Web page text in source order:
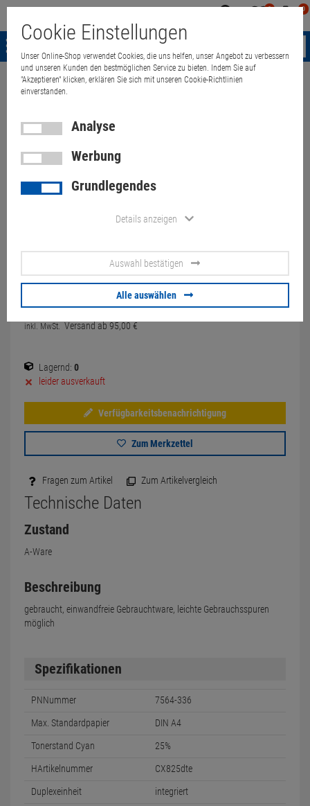
0 0
Menü
Weiter einkaufen
Lexmark CX825dte 175.650
Seiten Farblaser
Multifunktionsdrucker 3x 550
10067212
310,00 €
inkl. MwSt. Versand ab 95,00 €
Lagernd: 0
leider ausverkauft
Verfügbarkeitsbenachrichtigung
Zum Merkzettel
Fragen zum Artikel Zum Artikelvergleich
Technische Daten
Zustand
A-Ware
Beschreibung
gebraucht, einwandfreie Gebrauchtware, leichte Gebrauchsspuren
möglich
Spezifikationen
PNNummer 7564-336
Max. Standardpapier DIN A4
Tonerstand Cyan 25%
HArtikelnummer CX825dte
Duplexeinheit integriert
Cookie Einstellungen
Unser Online-Shop verwendet Cookies, die uns helfen, unser Angebot zu verbessern
und unseren Kunden den bestmöglichen Service zu bieten. Indem Sie auf
"Akzeptieren" klicken, erklären Sie sich mit unseren Cookie-Richtlinien
einverstanden.
Analyse
Werbung
Grundlegendes
Details anzeigen
Auswahl bestätigen
Alle auswählen